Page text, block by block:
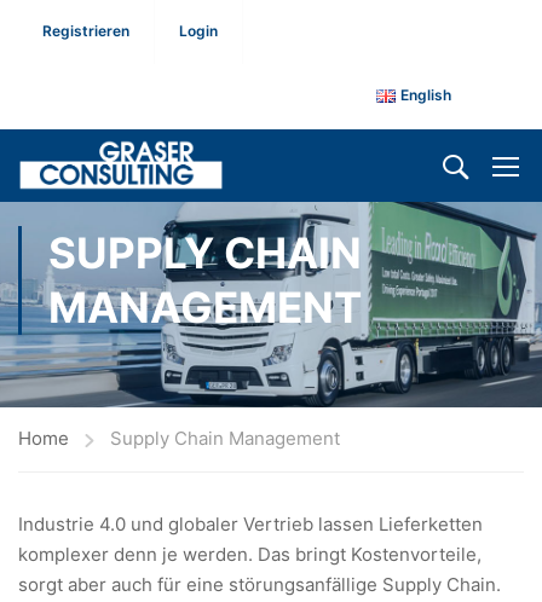
Registrieren Login
English
SUPPLY CHAIN
MANAGEMENT
Home Supply Chain Management
Industrie 4.0 und globaler Vertrieb lassen Lieferketten
komplexer denn je werden. Das bringt Kostenvorteile,
sorgt aber auch für eine störungsanfällige Supply Chain.